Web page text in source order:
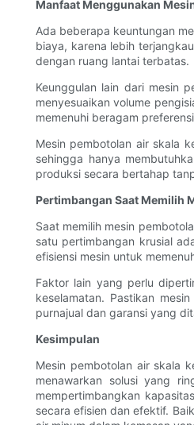
Manfaat Menggunakan
Ada beberapa keuntungan
biaya, karena lebih
dengan ruang lantai terbatas.
Keunggulan lain dari mesin
menyesuaikan volume
memenuhi beragam
Mesin pembotolan air skala
sehingga hanya
produksi secara bertahap
Pertimbangan Saat Memilih
Saat memilih mesin
satu pertimbangan krusial
efisiensi mesin untuk
Faktor lain yang perlu
keselamatan. Pastikan
purnajual dan garansi yang
Kesimpulan
Mesin pembotolan air skala
menawarkan solusi yang
mempertimbangkan
secara efisien dan efektif.